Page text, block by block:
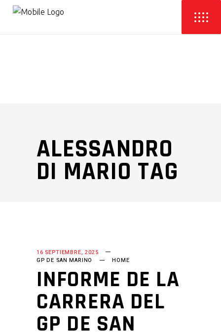
ALESSANDRO
DI MARIO TAG
16 SEPTIEMBRE, 2025
GP DE SAN MARINO
HOME
INFORME DE LA
CARRERA DEL
GP DE SAN